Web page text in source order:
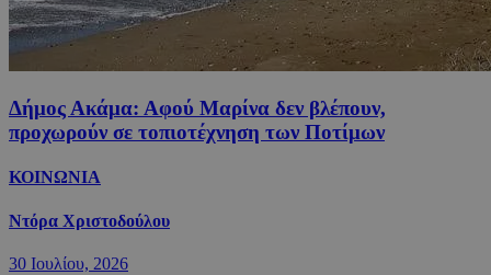
Δήμος Ακάμα: Αφού Μαρίνα δεν βλέπουν,
προχωρούν σε τοπιοτέχνηση των Ποτίμων
ΚΟΙΝΩΝΙΑ
Ντόρα Χριστοδούλου
30 Ιουλίου, 2026